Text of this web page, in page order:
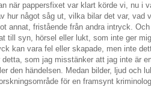
när pappersfixet var klart körde vi, nu i
hur något såg ut, vilka bilar det var, vad
annat, fristående från andra intryck.
till syn, hörsel eller lukt, som inte ger
kan vara fel eller skapade, men inte
som jag misstänker att jag inte är
den händelsen. Medan bilder, ljud och
för en framsynt